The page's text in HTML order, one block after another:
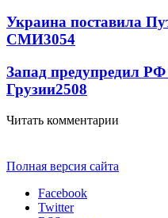
Украина поставила
СМИ3054
Запад предупредил РФ
Грузии2508
Читать комментарии
Полная версия сайта
Facebook
Twitter